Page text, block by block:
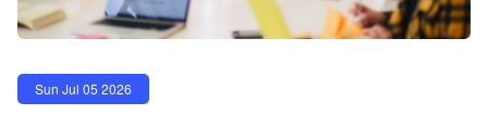
Sun Jul 05 2026